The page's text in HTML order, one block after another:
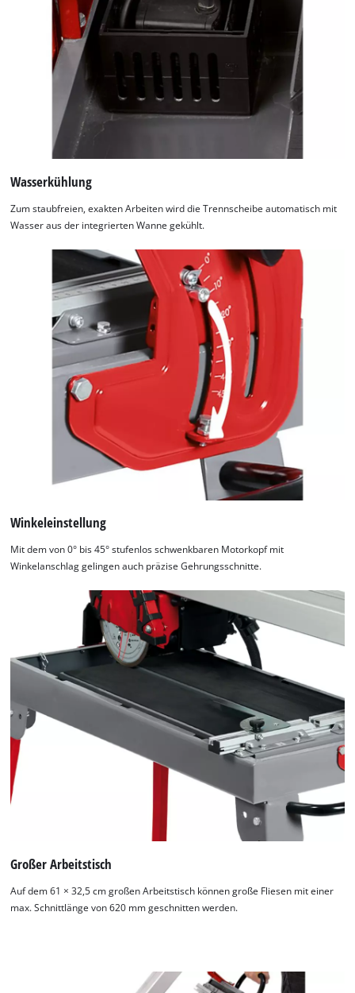
Wasserkühlung
Zum staubfreien, exakten Arbeiten wird die Trennscheibe automatisch mit
Wasser aus der integrierten Wanne gekühlt.
Winkeleinstellung
Mit dem von 0° bis 45° stufenlos schwenkbaren Motorkopf mit
Winkelanschlag gelingen auch präzise Gehrungsschnitte.
Großer Arbeitstisch
Auf dem 61 × 32,5 cm großen Arbeitstisch können große Fliesen mit einer
max. Schnittlänge von 620 mm geschnitten werden.